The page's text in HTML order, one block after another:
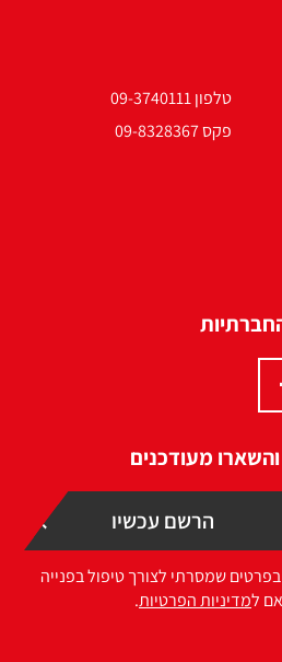
טלפון 09-3740111
פקס 09-8328367
מעודכנים
שמסרתי לצורך טיפול בפנייה
למדיניות הפרטיות.